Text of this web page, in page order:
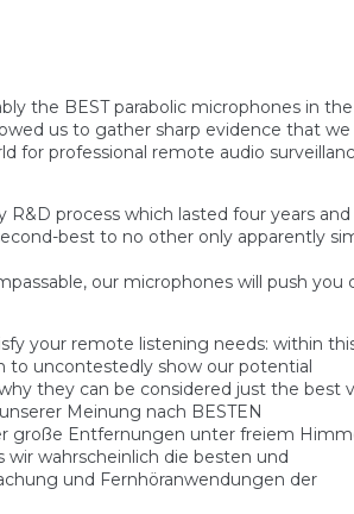
the BEST parabolic microphones in the
us to gather sharp evidence that we
for professional remote audio
process which lasted four years and
best to no other only apparently
our microphones will push you
your remote listening needs: within
to uncontestedly show our potential
they can be considered just the best
Meinung nach BESTEN
große Entfernungen unter freiem
wahrscheinlich die besten und
und Fernhöranwendungen der